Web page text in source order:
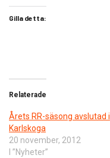
Gilla detta:
Relaterade
Årets RR-säsong avslutad i
Karlskoga
20 november, 2012
I ”Nyheter”